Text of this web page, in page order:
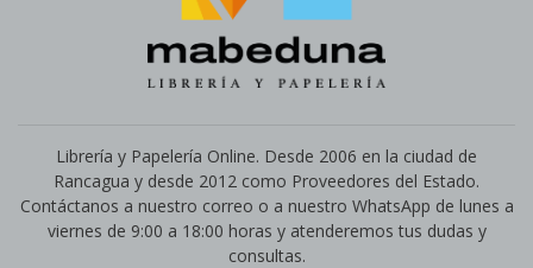
Librería y Papelería Online. Desde 2006 en la ciudad de
Rancagua y desde 2012 como Proveedores del Estado.
Contáctanos a nuestro correo o a nuestro WhatsApp de lunes a
viernes de 9:00 a 18:00 horas y atenderemos tus dudas y
consultas.